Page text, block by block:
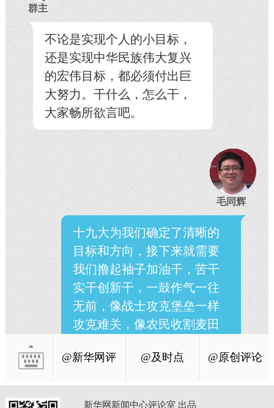
群主
不论是实现个人的小目标，
还是实现中华民族伟大复兴
的宏伟目标，都必须付出巨
大努力。干什么，怎么干，
大家畅所欲言吧。
毛同辉
十九大为我们确定了清晰的
目标和方向，接下来就需要
我们撸起袖子加油干，苦干
实干创新干，一鼓作气一往
无前，像战士攻克堡垒一样
攻克难关，像农民收割麦田
@新华网评 @及时点 @原创评论
新华网新闻中心评论室 出品